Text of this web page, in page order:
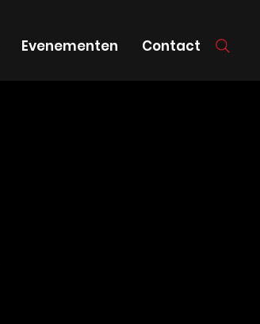
Evenementen Contact